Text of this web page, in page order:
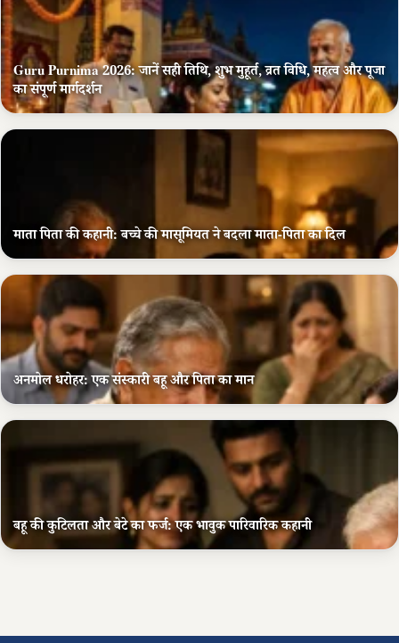
Guru Purnima 2026: जानें सही तिथि, शुभ मुहूर्त, व्रत विधि, महत्व और पूजा
का संपूर्ण मार्गदर्शन
माता पिता की कहानी: बच्चे की मासूमियत ने बदला माता-पिता का दिल
अनमोल धरोहर: एक संस्कारी बहू और पिता का मान
बहू की कुटिलता और बेटे का फर्ज: एक भावुक पारिवारिक कहानी